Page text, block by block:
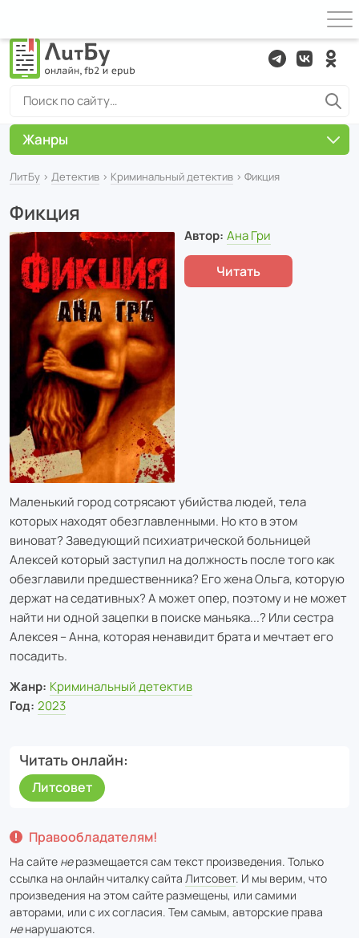
ЛитБу › Детектив › Криминальный детектив › Фикция
Фикция
Автор: Ана Гри
Читать
Маленький город сотрясают убийства людей, тела
которых находят обезглавленными. Но кто в этом
виноват? Заведующий психиатрической больницей
Алексей который заступил на должность после того как
обезглавили предшественника? Его жена Ольга, которую
держат на седативных? А может опер, поэтому и не может
найти ни одной зацепки в поиске маньяка...? Или сестра
Алексея – Анна, которая ненавидит брата и мечтает его
посадить.
Жанр: Криминальный детектив
Год: 2023
Читать онлайн
Литсовет
Правообладателям!
На сайте неразмещается сам текст произведения. Только
ссылка на онлайн читалку сайта Литсовет. И мы верим, что
произведения на этом сайте размещены, или самими
авторами, или с их согласия. Тем самым, авторские права
ненарушаются.
Жанры